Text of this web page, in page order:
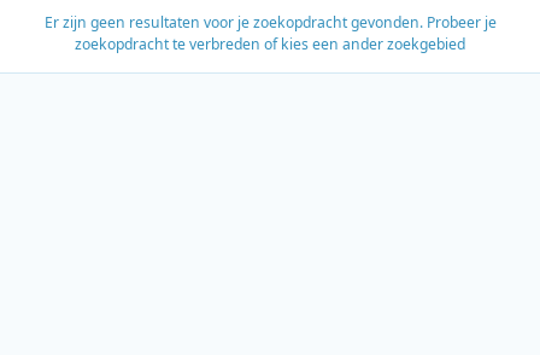
Er zijn geen resultaten voor je zoekopdracht gevonden. Probeer je
zoekopdracht te verbreden of kies een ander zoekgebied